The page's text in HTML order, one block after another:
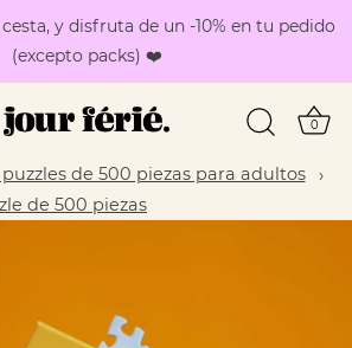
y disfruta de un -10% en tu pedido
(excepto packs) ❤️
0
de 500 piezas para adultos
de 500 piezas